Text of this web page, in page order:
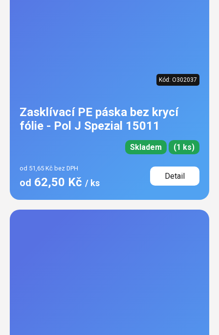
Kód: O302037
Zasklívací PE páska bez krycí
fólie - Pol J Spezial 15011
Skladem (1 ks)
od 51,65 Kč bez DPH
od 62,50 Kč / ks
Detail